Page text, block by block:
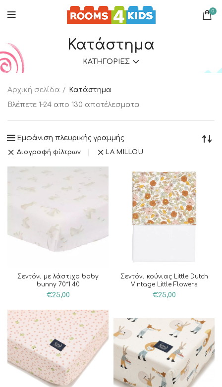
0
Κατάστημα
ΚΑΤΗΓΟΡΊΕΣ
Αρχική σελίδα
Κατάστημα
Βλέπετε 1–24 απο 130 αποτέλεσματα
Εμφάνιση πλευρικής γραμμής
Διαγραφή φίλτρων LA MILLOU
Σεντόνι με λάστιχο baby
bunny 70*1.40
€25,00
Σεντόνι κούνιας Little Dutch
Vintage Little Flowers
€25,00